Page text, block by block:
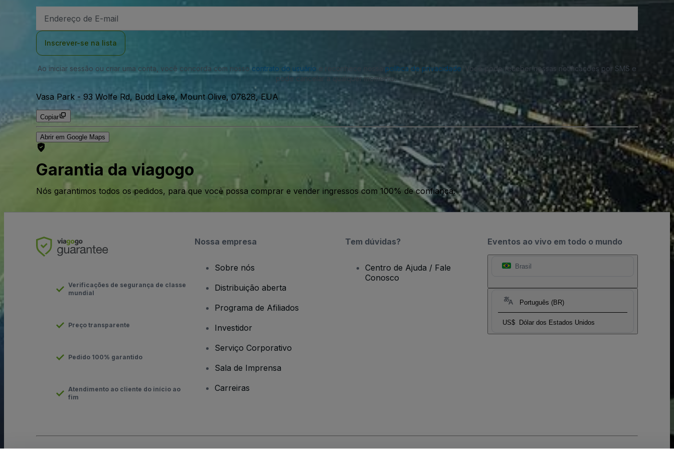
de
Inscrever-se na lista
Ao iniciar sessão ou criar uma conta, você concorda com nosso contrato do usuário e reconhece nossa política de privacidade . Você pode receber nossas notificações por SMS e
pode cancelar a qualquer momento.
Vasa Park - 93 Wolfe Rd, Budd Lake, Mount Olive, 07828, EUA
Copiar
Abrir em Google Maps
Garantia da viagogo
Nós garantimos todos os pedidos, para que você possa comprar e vender ingressos com 100% de confiança.
Eventos ao vivo em todo o mundo
Brasil
Português (BR)
US$ Dólar dos Estados Unidos
Verificações de segurança de classe
mundial
Preço transparente
Pedido 100% garantido
Atendimento ao cliente do início ao
fim
Nossa empresa
Sobre nós
Distribuição aberta
Programa de Afiliados
Investidor
Serviço Corporativo
Sala de Imprensa
Carreiras
Tem dúvidas?
Centro de Ajuda / Fale
Conosco